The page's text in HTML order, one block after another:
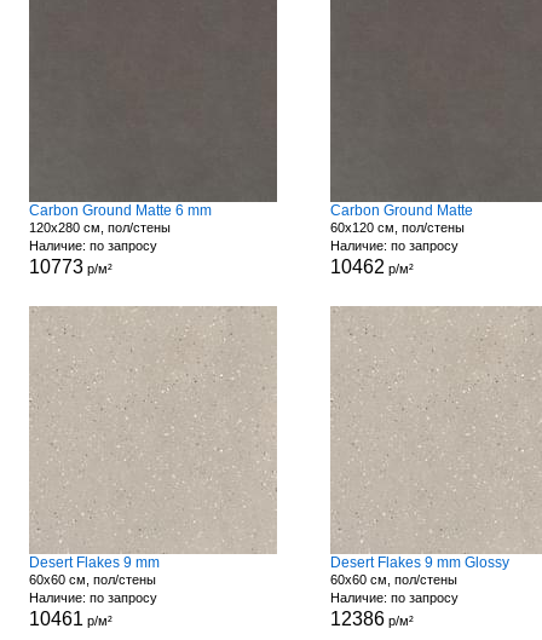
Carbon Ground Matte 6 mm
120x280 см, пол/стены
Наличие: по запросу
10773р/м²
Carbon Ground Matte
60x120 см, пол/стены
Наличие: по запросу
10462 р/м²
Desert Flakes 9 mm
60x60 см, пол/стены
Наличие: по запросу
10461 р/м²
Desert Flakes 9 mm Glossy
60x60 см, пол/стены
Наличие: по запросу
12386р/м²